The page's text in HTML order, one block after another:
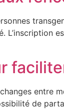
entre
de